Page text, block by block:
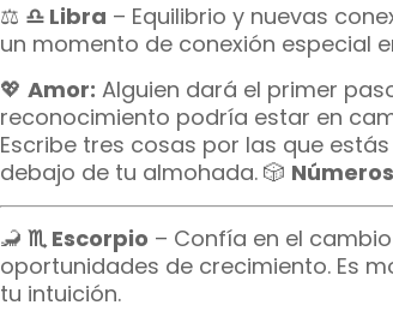
⚖️ ♎ Libra – Equilibrio y nuevas
un momento de conexión especial
💖 Amor: Alguien dará el primer
reconocimiento podría estar en
Escribe tres cosas por las que
debajo de tu almohada. 🎲
🦂 ♏ Escorpio – Confía en el
oportunidades de crecimiento. Es
tu intuición.